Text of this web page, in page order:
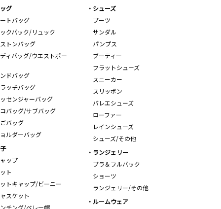
グ
トバッグ
クパック/リュック
トンバッグ
ィバッグ/ウエストポー
ドバッグ
ッチバッグ
センジャーバッグ
バッグ/サブバッグ
バッグ
ルダーバッグ
シューズ
ブーツ
サンダル
パンプス
ブーティー
フラットシューズ
スニーカー
スリッポン
バレエシューズ
ローファー
レインシューズ
シューズ/その他
ップ
ト
トキャップ/ビーニー
スケット
チング/ベレー帽
ランジェリー
ブラ＆フルバック
ショーツ
ランジェリー/その他
ルームウェア